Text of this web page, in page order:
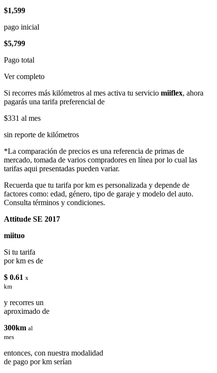
$1,599
pago inicial
$5,799
Pago total
Ver completo
Si recorres más kilómetros al mes activa tu servicio miiflex, ahora
pagarás una tarifa preferencial de
$331 al mes
sin reporte de kilómetros
*La comparación de precios es una referencia de primas de
mercado, tomada de varios compradores en línea por lo cual las
tarifas aqui presentadas pueden variar.
Recuerda que tu tarifa por km es personalizada y depende de
factores como: edad, género, tipo de garaje y modelo del auto.
Consulta términos y condiciones.
Attitude SE 2017
miituo
Si tu tarifa
por km es de
$ 0.61 x
km
y recorres un
aproximado de
300km al
mes
entonces, con nuestra modalidad
de pago por km serían